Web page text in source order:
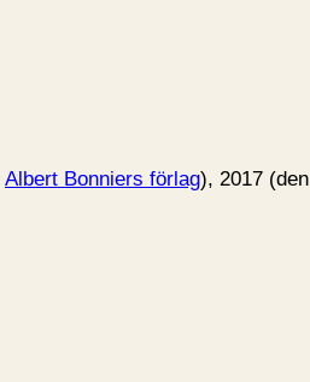
Albert Bonniers förlag), 2017 (den